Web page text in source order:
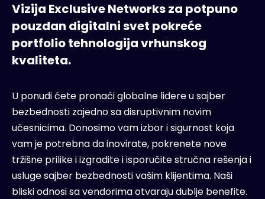
Vizija Exclusive Networks za potpuno
pouzdan digitalni svet pokreće
portfolio tehnologija vrhunskog
kvaliteta.
U ponudi ćete pronaći globalne lidere u sajber
bezbednosti zajedno sa disruptivnim novim
učesnicima. Donosimo vam izbor i sigurnost koja
vam je potrebna da inovirate, pokrenete nove
tržišne prilike i izgradite i isporučite stručna rešenja i
usluge sajber bezbednosti vašim klijentima. Naši
bliski odnosi sa vendorima otvaraju dublje benefite.